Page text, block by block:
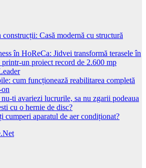
Casă modernă cu structură
în HoReCa: Jidvei transformă terasele în
printr-un proiect record de 2.600 mp
cum funcționează reabilitarea completă
ti avariezi lucrurile, sa nu zgarii podeaua
cu o hernie de disc?
cumperi aparatul de aer condiționat?